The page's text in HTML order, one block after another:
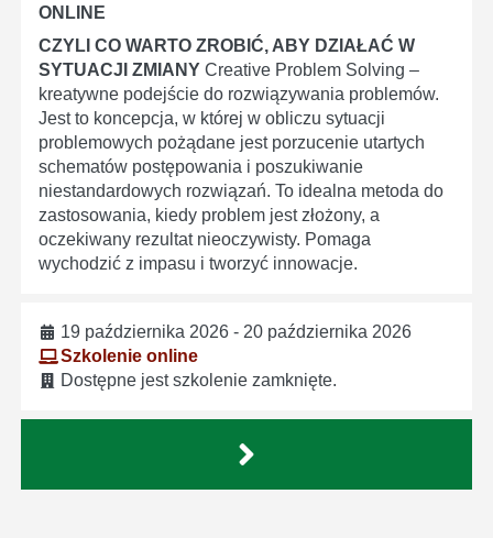
ONLINE
CZYLI CO WARTO ZROBIĆ, ABY DZIAŁAĆ W
SYTUACJI ZMIANY Creative Problem Solving –
kreatywne podejście do rozwiązywania problemów.
Jest to koncepcja, w której w obliczu sytuacji
problemowych pożądane jest porzucenie utartych
schematów postępowania i poszukiwanie
niestandardowych rozwiązań. To idealna metoda do
zastosowania, kiedy problem jest złożony, a
oczekiwany rezultat nieoczywisty. Pomaga
wychodzić z impasu i tworzyć innowacje.
19 października 2026 - 20 października 2026
Szkolenie online
Dostępne jest szkolenie zamknięte.